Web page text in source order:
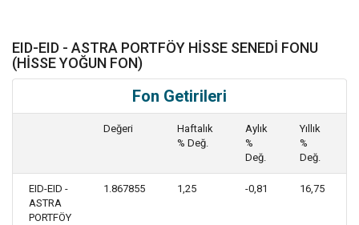
EID-EID - ASTRA PORTFÖY HİSSE SENEDİ FONU
(HİSSE YOĞUN FON)
Fon Getirileri
Değeri
Haftalık
% Değ.
Aylık
%
Değ.
Yıllık
%
Değ.
EID-EID -
ASTRA
PORTFÖY
1.867855 1,25 -0,81 16,75